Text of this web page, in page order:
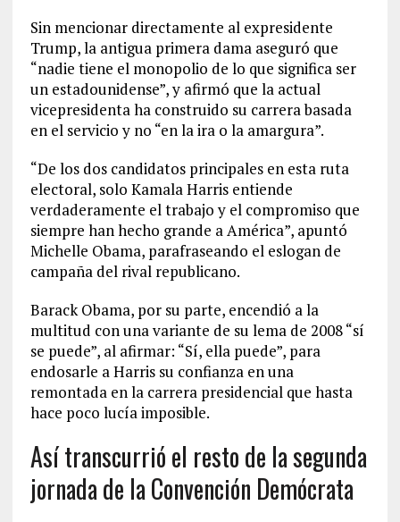
Sin mencionar directamente al expresidente
Trump, la antigua primera dama aseguró que
“nadie tiene el monopolio de lo que significa ser
un estadounidense”, y afirmó que la actual
vicepresidenta ha construido su carrera basada
en el servicio y no “en la ira o la amargura”.
“De los dos candidatos principales en esta ruta
electoral, solo Kamala Harris entiende
verdaderamente el trabajo y el compromiso que
siempre han hecho grande a América”, apuntó
Michelle Obama, parafraseando el eslogan de
campaña del rival republicano.
Barack Obama, por su parte, encendió a la
multitud con una variante de su lema de 2008 “sí
se puede”, al afirmar: “Sí, ella puede”, para
endosarle a Harris su confianza en una
remontada en la carrera presidencial que hasta
hace poco lucía imposible.
Así transcurrió el resto de la segunda
jornada de la Convención Demócrata